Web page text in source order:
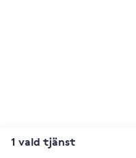
1 vald tjänst